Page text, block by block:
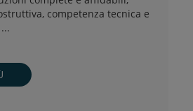
competenza tecnica e